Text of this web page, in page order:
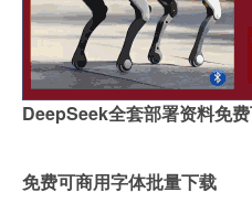
DeepSeek全套部署资料免
免费可商用字体批量下载